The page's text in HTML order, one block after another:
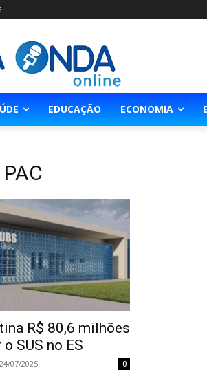
EDUCAÇÃO ECONOMIA
R$ 80,6 milhões
SUS no ES
24/07/2025 0